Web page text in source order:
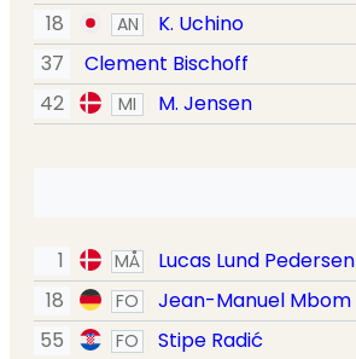
18
AN K. Uchino
37 Clement Bischoff
42 MI M. Jensen
1 MÅ Lucas Lund Pedersen
18 FO Jean-Manuel Mbom
55 FO Stipe Radić